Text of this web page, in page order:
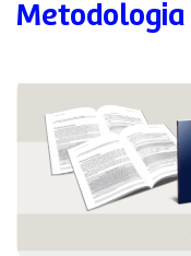
Metodologia